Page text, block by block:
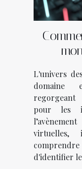
L'univers
domaine
regorgeant
pour les
d'identifier